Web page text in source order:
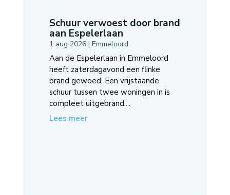
Schuur verwoest door brand
aan Espelerlaan
1 aug 2026| Emmeloord
Aan de Espelerlaan in Emmeloord
heeft zaterdagavond een flinke
brand gewoed. Een vrijstaande
schuur tussen twee woningen in is
compleet uitgebrand....
Lees meer